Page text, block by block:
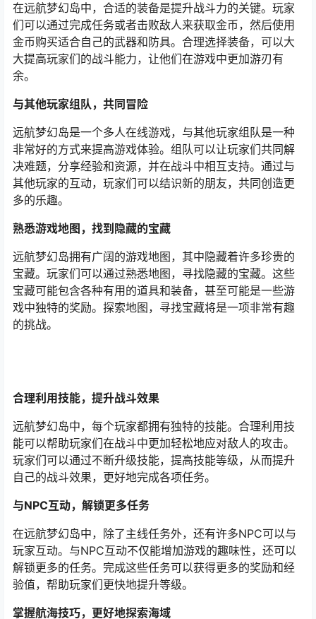
在远航梦幻岛中，合适的装备是提升战斗力的关键。玩家
们可以通过完成任务或者击败敌人来获取金币，然后使用
金币购买适合自己的武器和防具。合理选择装备，可以大
大提高玩家们的战斗能力，让他们在游戏中更加游刃有
余。
与其他玩家组队，共同冒险
远航梦幻岛是一个多人在线游戏，与其他玩家组队是一种
非常好的方式来提高游戏体验。组队可以让玩家们共同解
决难题，分享经验和资源，并在战斗中相互支持。通过与
其他玩家的互动，玩家们可以结识新的朋友，共同创造更
多的乐趣。
熟悉游戏地图，找到隐藏的宝藏
远航梦幻岛拥有广阔的游戏地图，其中隐藏着许多珍贵的
宝藏。玩家们可以通过熟悉地图，寻找隐藏的宝藏。这些
宝藏可能包含各种有用的道具和装备，甚至可能是一些游
戏中独特的奖励。探索地图，寻找宝藏将是一项非常有趣
的挑战。
合理利用技能，提升战斗效果
远航梦幻岛中，每个玩家都拥有独特的技能。合理利用技
能可以帮助玩家们在战斗中更加轻松地应对敌人的攻击。
玩家们可以通过不断升级技能，提高技能等级，从而提升
自己的战斗效果，更好地完成各项任务。
与NPC互动，解锁更多任务
在远航梦幻岛中，除了主线任务外，还有许多NPC可以与
玩家互动。与NPC互动不仅能增加游戏的趣味性，还可以
解锁更多的任务。完成这些任务可以获得更多的奖励和经
验值，帮助玩家们更快地提升等级。
掌握航海技巧，更好地探索海域